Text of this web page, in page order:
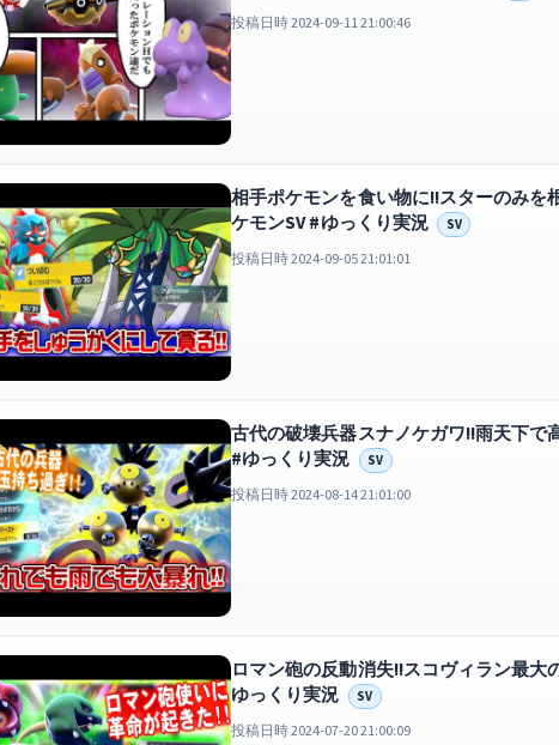
投稿日時 2024-09-11 21:00:46
相手ポケモンを食い物に!!スターのみ
ケモンSV #ゆっくり実況
SV
投稿日時 2024-09-05 21:01:01
古代の破壊兵器スナノケガワ!!雨天下で
#ゆっくり実況
SV
投稿日時 2024-08-14 21:01:00
ロマン砲の反動消失!!スコヴィラン最大
ゆっくり実況
SV
投稿日時 2024-07-20 21:00:09